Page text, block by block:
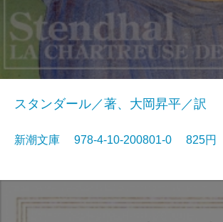
スタンダール／著、大岡昇平／訳
新潮文庫 978-4-10-200801-0 825円